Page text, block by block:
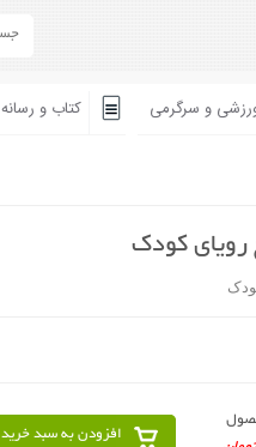
و سرگرمی کتاب و رسانه
کودک
افزودن به سبد خرید